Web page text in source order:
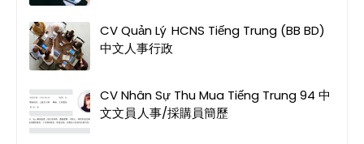
CV Quản Lý HCNS Tiếng Trung (BB BD)
中文人事行政
CV Nhân Sự Thu Mua Tiếng Trung 94 中
文文員 人事/採購員簡歷